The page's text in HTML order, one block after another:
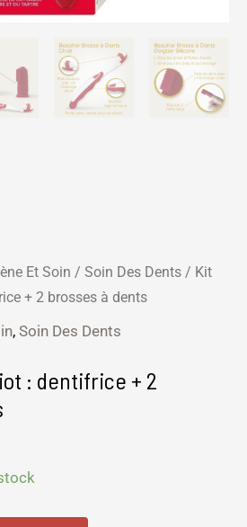
Et Soin / Soin Des Dents / Kit
+ 2 brosses à dents
, Soin Des Dents
: dentifrice + 2